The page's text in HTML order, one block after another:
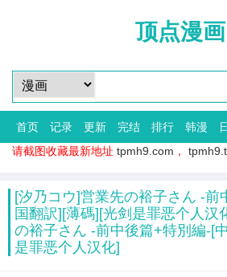
顶点漫画
首页 记录 更新 完结 排行 韩漫
请截图收藏最新地址 tpmh9.com ，
[汐乃コウ]営業先の裕子さん -前
国翻訳][薄碼][光剑是罪恶个人汉
の裕子さん -前中後篇+特別編-[
是罪恶个人汉化]